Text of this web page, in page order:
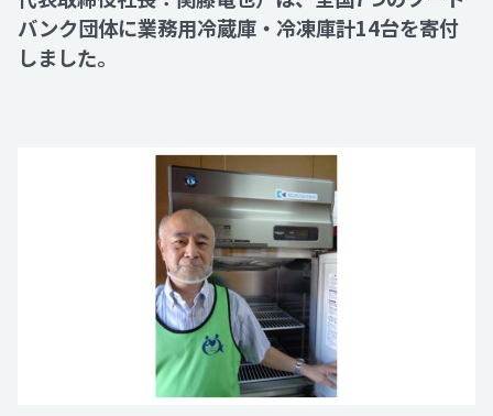
Recruit
バンク団体に業務用冷蔵庫・冷凍庫計14台を寄付
しました。